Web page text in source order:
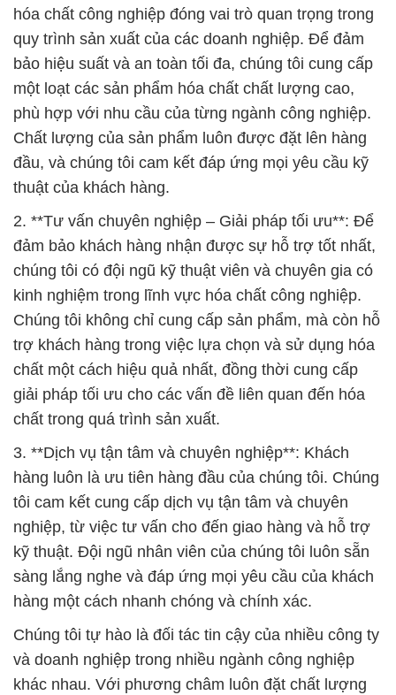
hóa chất công nghiệp đóng vai trò quan trọng trong
quy trình sản xuất của các doanh nghiệp. Để đảm
bảo hiệu suất và an toàn tối đa, chúng tôi cung cấp
một loạt các sản phẩm hóa chất chất lượng cao,
phù hợp với nhu cầu của từng ngành công nghiệp.
Chất lượng của sản phẩm luôn được đặt lên hàng
đầu, và chúng tôi cam kết đáp ứng mọi yêu cầu kỹ
thuật của khách hàng.
2. **Tư vấn chuyên nghiệp – Giải pháp tối ưu**: Để
đảm bảo khách hàng nhận được sự hỗ trợ tốt nhất,
chúng tôi có đội ngũ kỹ thuật viên và chuyên gia có
kinh nghiệm trong lĩnh vực hóa chất công nghiệp.
Chúng tôi không chỉ cung cấp sản phẩm, mà còn hỗ
trợ khách hàng trong việc lựa chọn và sử dụng hóa
chất một cách hiệu quả nhất, đồng thời cung cấp
giải pháp tối ưu cho các vấn đề liên quan đến hóa
chất trong quá trình sản xuất.
3. **Dịch vụ tận tâm và chuyên nghiệp**: Khách
hàng luôn là ưu tiên hàng đầu của chúng tôi. Chúng
tôi cam kết cung cấp dịch vụ tận tâm và chuyên
nghiệp, từ việc tư vấn cho đến giao hàng và hỗ trợ
kỹ thuật. Đội ngũ nhân viên của chúng tôi luôn sẵn
sàng lắng nghe và đáp ứng mọi yêu cầu của khách
hàng một cách nhanh chóng và chính xác.
Chúng tôi tự hào là đối tác tin cậy của nhiều công ty
và doanh nghiệp trong nhiều ngành công nghiệp
khác nhau. Với phương châm luôn đặt chất lượng